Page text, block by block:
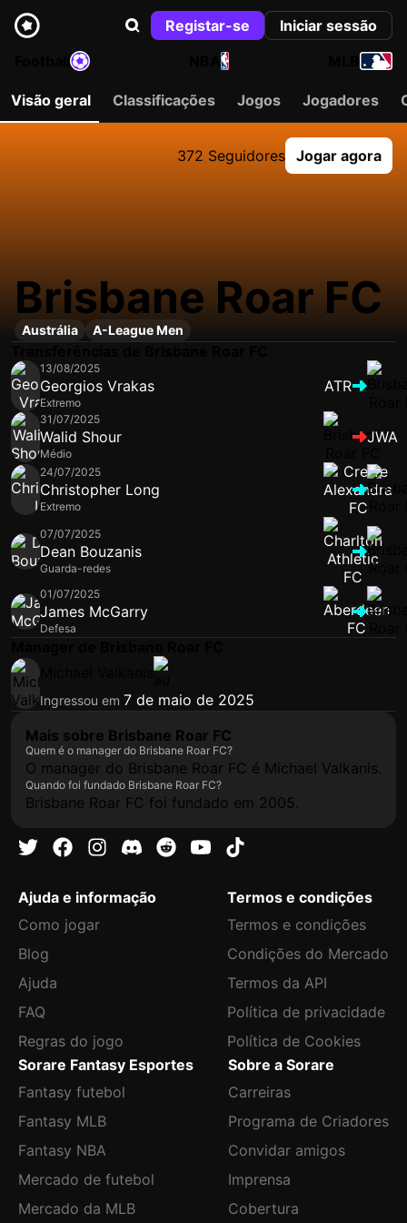
Registar-se
Iniciar sessão
NBA
Visão geral Classificações Jogos Jogadores
372 Seguidores Jogar agora
Brisbane Roar FC
Austrália A-League Men
13/08/2025
Georgios Vrakas
Extremo
ATR
31/07/2025
Walid Shour
Médio
JWA
24/07/2025
Christopher Long
Extremo
07/07/2025
Dean Bouzanis
Guarda-redes
01/07/2025
James McGarry
Defesa
Ingressou em 7 de maio de 2025
Mais sobre Brisbane Roar FC
Quem é o manager do Brisbane Roar FC?
O manager do Brisbane Roar FC é Michael Valkanis.
Quando foi fundado Brisbane Roar FC?
Brisbane Roar FC foi fundado em 2005.
Ajuda e informação
Como jogar
Blog
Ajuda
FAQ
Regras do jogo
Termos e condições
Termos e condições
Condições do Mercado
Termos da API
Política de privacidade
Política de Cookies
Sorare Fantasy Esportes
Fantasy futebol
Fantasy MLB
Fantasy NBA
Mercado de futebol
Mercado da MLB
Sobre a Sorare
Carreiras
Programa de Criadores
Convidar amigos
Imprensa
Cobertura